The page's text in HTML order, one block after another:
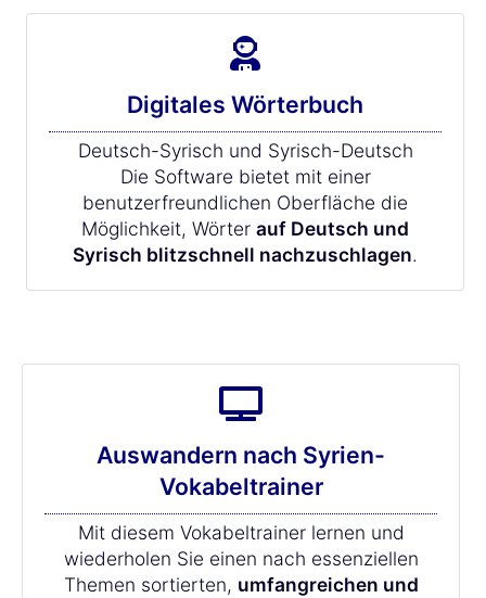
Digitales Wörterbuch
Deutsch-Syrisch und Syrisch-Deutsch
Die Software bietet mit einer
benutzerfreundlichen Oberfläche die
Möglichkeit, Wörter auf Deutsch und
Syrisch blitzschnell nachzuschlagen.
Auswandern nach Syrien-
Vokabeltrainer
Mit diesem Vokabeltrainer lernen und
wiederholen Sie einen nach essenziellen
Themen sortierten, umfangreichen und